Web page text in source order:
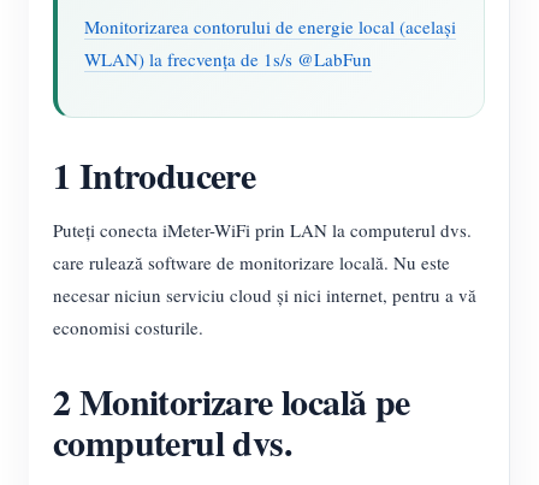
Video tutorial
FAQ
Noutăți
Centrul contribuitorilor
Activități IAMMETER
Forum
App Store
Clasament FV
Contact
Monitorizarea contorului de energie local (același
WLAN) la frecvența de 1s/s @LabFun
1 Introducere
Puteți conecta iMeter-WiFi prin LAN la computerul dvs.
care rulează software de monitorizare locală. Nu este
necesar niciun serviciu cloud și nici internet, pentru a vă
economisi costurile.
2 Monitorizare locală pe
computerul dvs.